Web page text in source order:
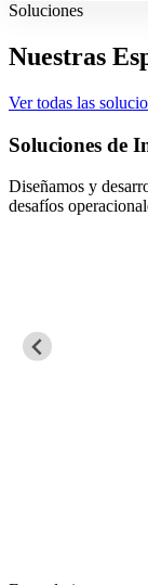
Soluciones
Nuestras
Ver todas las
medida para